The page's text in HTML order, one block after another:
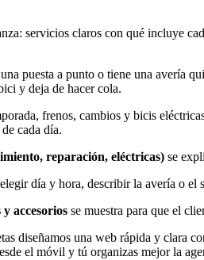
servicios claros con qué incluye
puesta a punto o tiene una avería
y deja de hacer cola.
frenos, cambios y bicis
cada día.
reparación, eléctricas) se
día y hora, describir la avería o el
accesorios se muestra para que el
diseñamos una web rápida y clara
el móvil y tú organizas mejor la